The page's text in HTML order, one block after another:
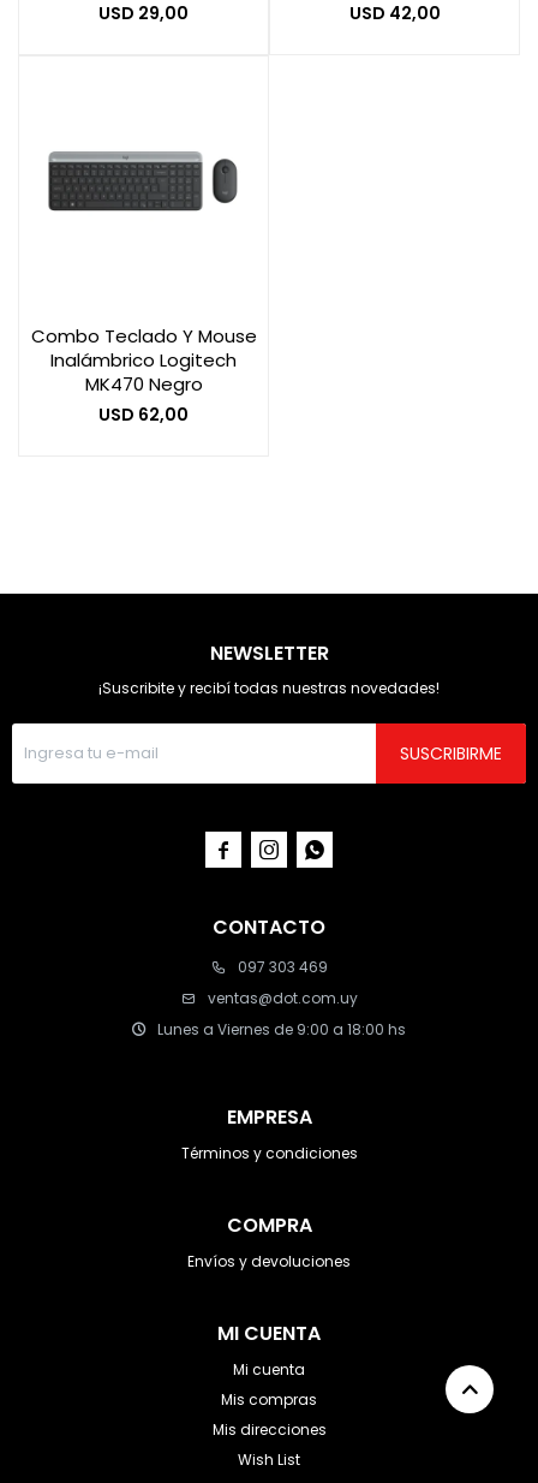
USD 29,00 USD 42,00
Combo Teclado Y Mouse
Inalámbrico Logitech
MK470 Negro
USD 62,00
CONTACTO
097 303 469
ventas@dot.com.uy
Lunes a Viernes de 9:00 a 18:00 hs
EMPRESA
Términos y condiciones
COMPRA
Envíos y devoluciones
MI CUENTA
Mi cuenta
Mis compras
Mis direcciones
Wish List
NEWSLETTER
¡Suscribite y recibí todas nuestras novedades!
SUSCRIBIRME
  
Otros